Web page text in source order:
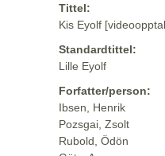
Tittel:
Kis Eyolf
Standardtittel:
Lille Eyolf
Forfatter/person:
Ibsen, Henrik
Pozsgai, Zsolt
Rubold, Ödön